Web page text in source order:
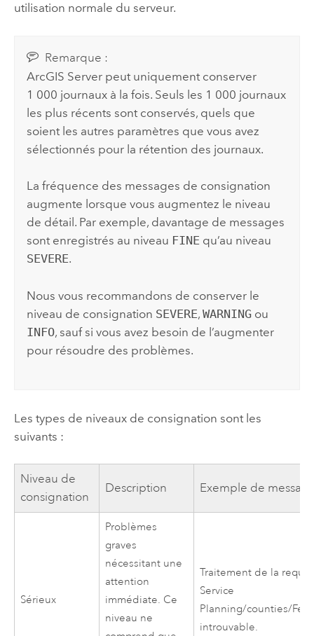
utilisation normale du serveur.
Remarque :
ArcGIS Server peut uniquement conserver
1 000 journaux à la fois. Seuls les 1 000 journaux
les plus récents sont conservés, quels que
soient les autres paramètres que vous avez
sélectionnés pour la rétention des journaux.
La fréquence des messages de consignation
augmente lorsque vous augmentez le niveau
de détail. Par exemple, davantage de messages
sont enregistrés au niveau FINE qu’au niveau
SEVERE.
Nous vous recommandons de conserver le
niveau de consignation SEVERE,WARNING ou
INFO, sauf si vous avez besoin de l’augmenter
pour résoudre des problèmes.
Les types de niveaux de consignation sont les
suivants :
Niveau de
consignation
Description Exemple de
Sérieux
Problèmes
graves
nécessitant une
attention
immédiate. Ce
niveau ne
Traitement de la
Service
Planning/counties/
introuvable.